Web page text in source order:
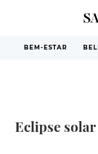
BEM-ESTAR
Eclipse